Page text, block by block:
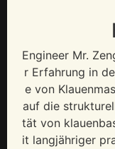
Engineer Mr.
r Erfahrung in
e von
auf die
tät von
it langjähriger